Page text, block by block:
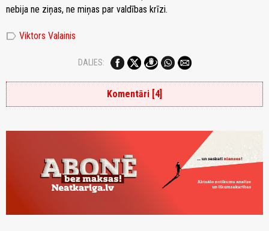
nebija ne ziņas, ne miņas par valdības krīzi.
label Viktors Valainis
DALIES:
Komentāri [4]